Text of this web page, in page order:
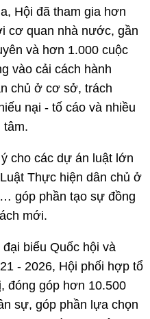
Hội đã tham gia hơn
cơ quan nhà nước, gần
và hơn 1.000 cuộc
vào cải cách hành
chủ ở cơ sở, trách
nại - tố cáo và nhiều
tâm.
cho các dự án luật lớn
Thực hiện dân chủ ở
góp phần tạo sự đồng
mới.
biểu Quốc hội và
- 2026, Hội phối hợp tổ
đóng góp hơn 10.500
sự, góp phần lựa chọn